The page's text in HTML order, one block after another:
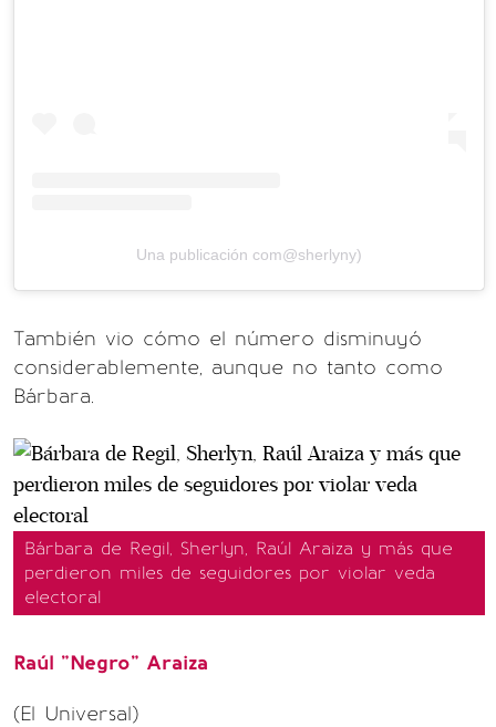
Una publicación com@sherlyny)
También vio cómo el número disminuyó
considerablemente, aunque no tanto como
Bárbara.
Bárbara de Regil, Sherlyn, Raúl Araiza y más que
perdieron miles de seguidores por violar veda
electoral
Raúl "Negro" Araiza
(El Universal)